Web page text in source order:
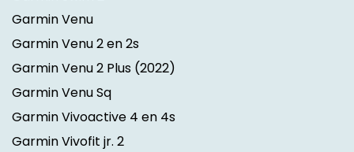
Garmin Venu
Garmin Venu 2 en 2s
Garmin Venu 2 Plus (2022)
Garmin Venu Sq
Garmin Vivoactive 4 en 4s
Garmin Vivofit jr. 2